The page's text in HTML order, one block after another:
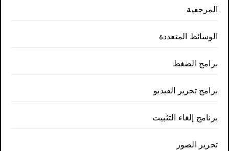
المرجعية
الوسائط المتعددة
برامج الضغط
برامج تحرير الفيديو
برنامج إلغاء التثبيت
تحرير الصور